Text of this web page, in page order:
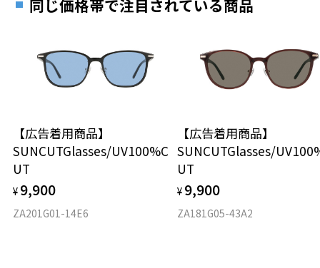
可視光線透過率：15%
紫外線透過率：0.1%以下
UV100%CUT ※ISO12312-1基準
ゾフ・カスタマーサポート
TEL：0120-013-883
＜度付きサングラスに関する注意事項＞
※サングラスの度付きは追加料金がかかります。
※度付きにした場合、元々のレンズ機能、レンズカラーは付きませ
※メガネ：デモレンズを外した重さ
※サングラス：レンズ込みの重さ
※着脱式サングラス：デモレンズ、アタッチメント込みの重さ
ウエリントン
材質
フロント素材：ニッケル合金(塗装)
グは、全国のZoff店舗にていつでも対応いたしま
もっと見る
同じ価格帯で注目されている商品
【広告着用商品】
SUNCUTGlasses/UV100%C
UT
¥ 9,900
ZA201G01-14E6
【広告着用商品】
SUNCUTGlasses/
UT
¥ 9,900
ZA181G05-43A2